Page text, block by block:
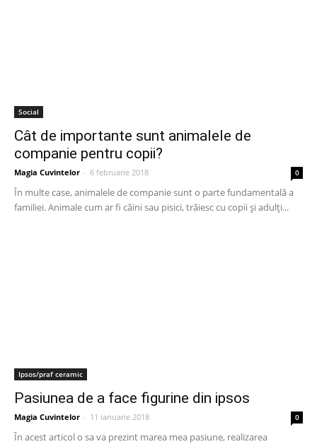
Social
Cât de importante sunt animalele de
companie pentru copii?
Magia Cuvintelor - 6 februarie 2018 0
În multe case, animalele de companie sunt o parte fundamentală a
familiei. Animale cum ar fi câini sau pisici, trăiesc cu copii și adulți...
Ipsos/praf ceramic
Pasiunea de a face figurine din ipsos
Magia Cuvintelor - 11 ianuarie 2018 0
În acest articol o sa va prezint marea mea pasiune, realizarea